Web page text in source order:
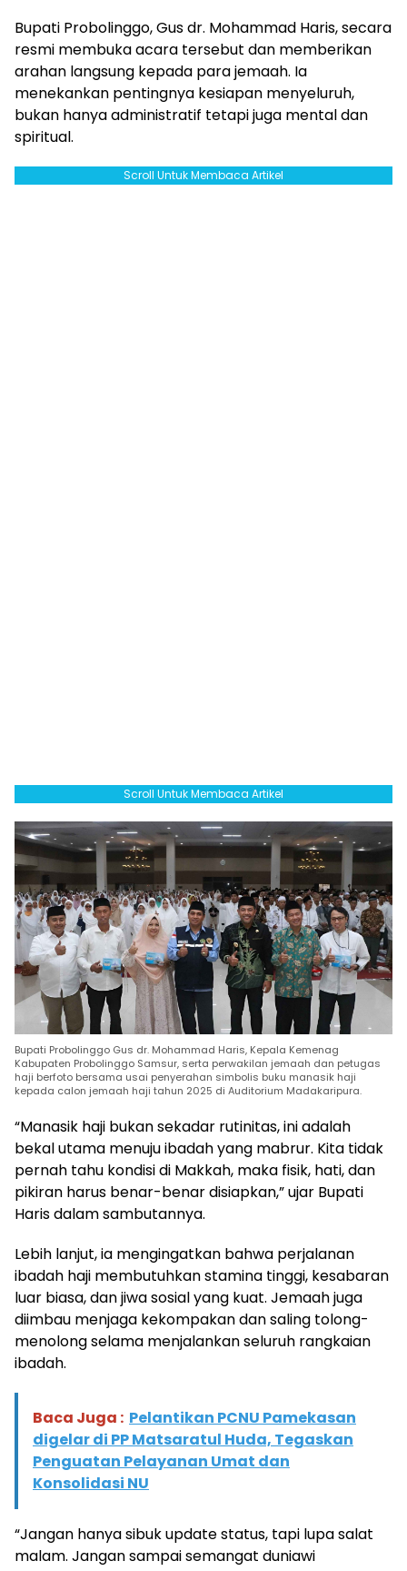
Bupati Probolinggo, Gus dr. Mohammad Haris, secara
resmi membuka acara tersebut dan memberikan
arahan langsung kepada para jemaah. Ia
menekankan pentingnya kesiapan menyeluruh,
bukan hanya administratif tetapi juga mental dan
spiritual.
Scroll Untuk Membaca Artikel
Scroll Untuk Membaca Artikel
Bupati Probolinggo Gus dr. Mohammad Haris, Kepala Kemenag
Kabupaten Probolinggo Samsur, serta perwakilan jemaah dan petugas
haji berfoto bersama usai penyerahan simbolis buku manasik haji
kepada calon jemaah haji tahun 2025 di Auditorium Madakaripura.
“Manasik haji bukan sekadar rutinitas, ini adalah
bekal utama menuju ibadah yang mabrur. Kita tidak
pernah tahu kondisi di Makkah, maka fisik, hati, dan
pikiran harus benar-benar disiapkan,” ujar Bupati
Haris dalam sambutannya.
Lebih lanjut, ia mengingatkan bahwa perjalanan
ibadah haji membutuhkan stamina tinggi, kesabaran
luar biasa, dan jiwa sosial yang kuat. Jemaah juga
diimbau menjaga kekompakan dan saling tolong-
menolong selama menjalankan seluruh rangkaian
ibadah.
Baca Juga : Pelantikan PCNU Pamekasan
digelar di PP Matsaratul Huda, Tegaskan
Penguatan Pelayanan Umat dan
Konsolidasi NU
“Jangan hanya sibuk update status, tapi lupa salat
malam. Jangan sampai semangat duniawi